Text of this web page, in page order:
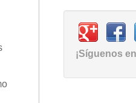
¡Síguenos